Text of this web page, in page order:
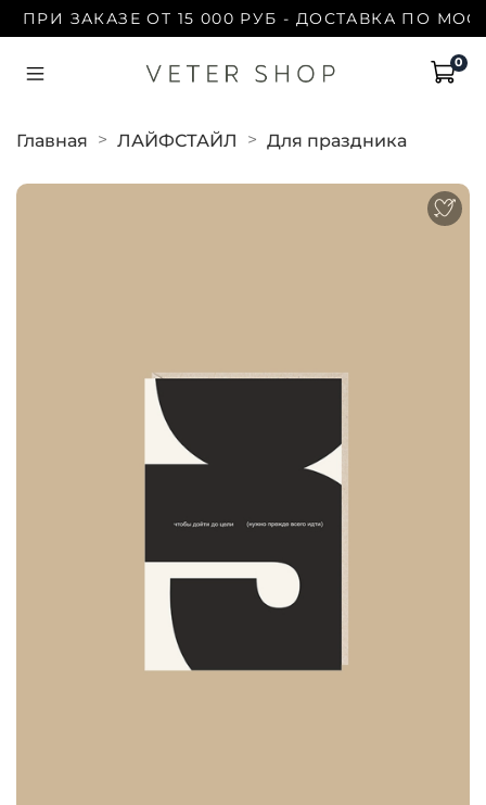
ПРИ ЗАКАЗЕ ОТ 15 000 РУБ - ДОСТАВКА ПО
0
Главная ЛАЙФСТАЙЛ Для праздника